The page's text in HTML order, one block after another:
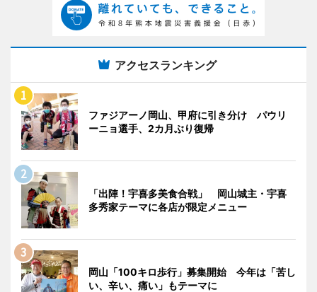
アクセスランキング
ファジアーノ岡山、甲府に引き分け パウリ
ーニョ選手、2カ月ぶり復帰
「出陣！宇喜多美食合戦」 岡山城主・宇喜
多秀家テーマに各店が限定メニュー
岡山「100キロ歩行」募集開始 今年は「苦し
い、辛い、痛い」もテーマに